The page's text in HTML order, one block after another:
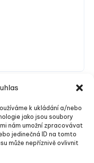
k ukládání a/nebo
jako jsou soubory
nám umožní zpracovávat
jedinečná ID na tomto
může nepříznivě ovlivnit